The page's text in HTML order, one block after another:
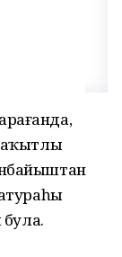
була.